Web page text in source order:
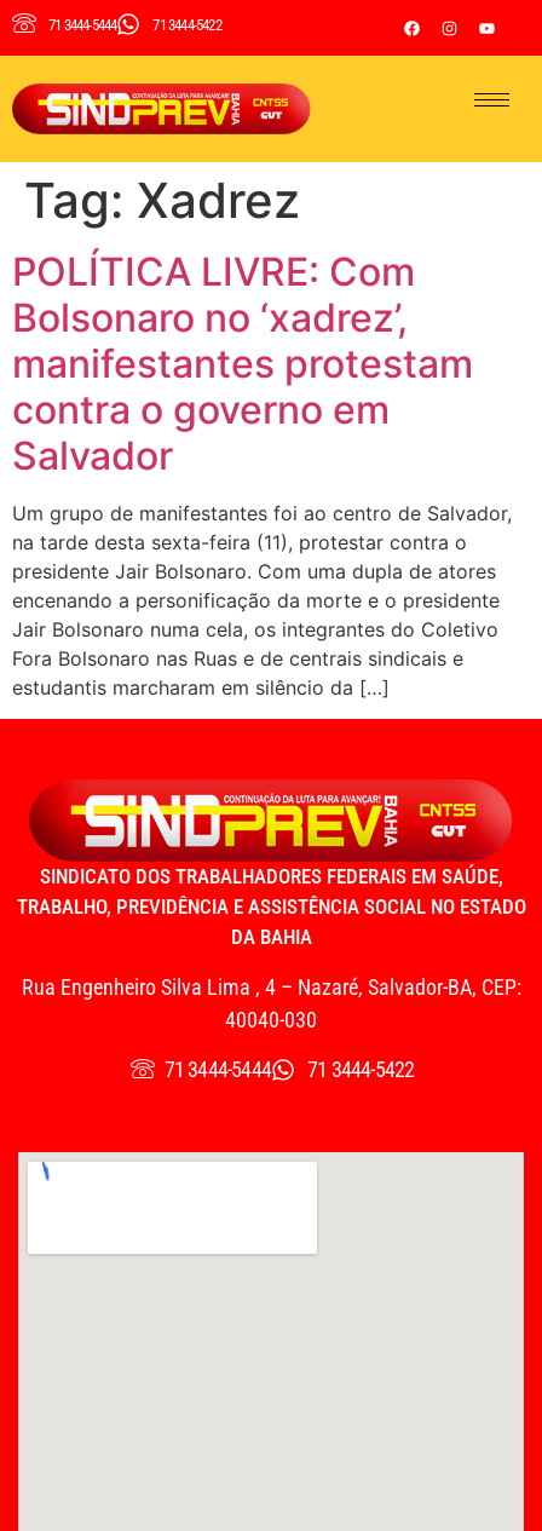
71 3444-5444 71 3444-5422
Tag: Xadrez
POLÍTICA LIVRE: Com
Bolsonaro no ‘xadrez’,
manifestantes protestam
contra o governo em
Salvador
Um grupo de manifestantes foi ao centro de Salvador,
na tarde desta sexta-feira (11), protestar contra o
presidente Jair Bolsonaro. Com uma dupla de atores
encenando a personificação da morte e o presidente
Jair Bolsonaro numa cela, os integrantes do Coletivo
Fora Bolsonaro nas Ruas e de centrais sindicais e
estudantis marcharam em silêncio da […]
SINDICATO DOS TRABALHADORES FEDERAIS EM SAÚDE,
TRABALHO, PREVIDÊNCIA E ASSISTÊNCIA SOCIAL NO ESTADO
DA BAHIA
Rua Engenheiro Silva Lima , 4 – Nazaré, Salvador-BA, CEP:
40040-030
71 3444-5444
71 3444-5422